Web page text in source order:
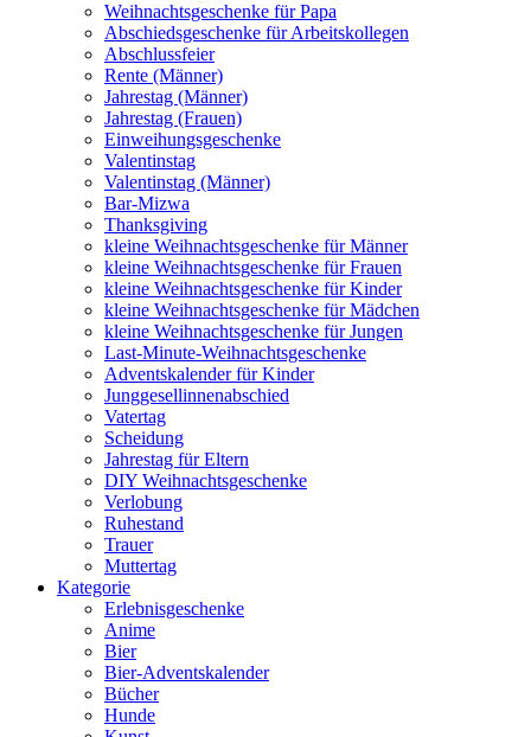
Weihnachtsgeschenke für Papa
Abschiedsgeschenke für Arbeitskollegen
Abschlussfeier
Rente (Männer)
Jahrestag (Männer)
Jahrestag (Frauen)
Einweihungsgeschenke
Valentinstag
Valentinstag (Männer)
Bar-Mizwa
Thanksgiving
kleine Weihnachtsgeschenke für Männer
kleine Weihnachtsgeschenke für Frauen
kleine Weihnachtsgeschenke für Kinder
kleine Weihnachtsgeschenke für Mädchen
kleine Weihnachtsgeschenke für Jungen
Last-Minute-Weihnachtsgeschenke
Adventskalender für Kinder
Junggesellinnenabschied
Vatertag
Scheidung
Jahrestag für Eltern
DIY Weihnachtsgeschenke
Verlobung
Ruhestand
Trauer
Muttertag
Kategorie
Erlebnisgeschenke
Anime
Bier
Bier-Adventskalender
Bücher
Hunde